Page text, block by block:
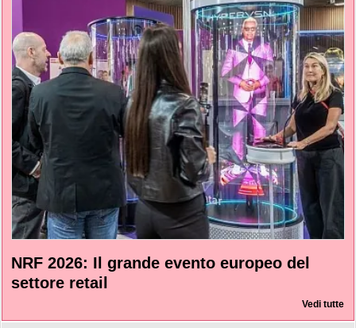
NRF 2026: Il grande evento europeo del
settore retail
Vedi tutte